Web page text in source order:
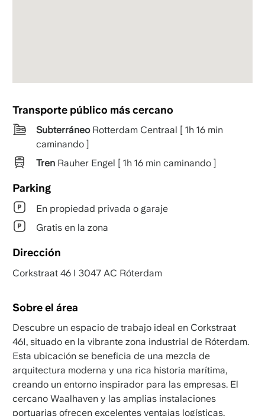
Transporte público más cercano
SubterráneoRotterdam Centraal [ 1h 16 min
caminando ]
TrenRauher Engel [ 1h 16 min caminando ]
Parking
En propiedad privada o garaje
Gratis en la zona
Dirección
Corkstraat 46 I 3047 AC Róterdam
Sobre el área
Descubre un espacio de trabajo ideal en Corkstraat
46I, situado en la vibrante zona industrial de Róterdam.
Esta ubicación se beneficia de una mezcla de
arquitectura moderna y una rica historia marítima,
creando un entorno inspirador para las empresas. El
cercano Waalhaven y las amplias instalaciones
portuarias ofrecen excelentes ventajas logísticas,